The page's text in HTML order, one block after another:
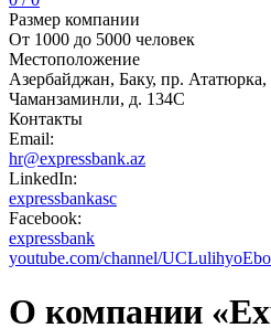
Размер компании
От 1000 до 5000 человек
Местоположение
Азербайджан, Баку, пр.
Чаманзаминли, д. 134C
Контакты
Email:
hr@expressbank.az
LinkedIn:
expressbankasc
Facebook:
expressbank
youtube.com/channel/
О компании